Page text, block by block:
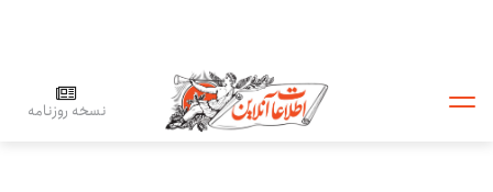
نسخه روزنامه